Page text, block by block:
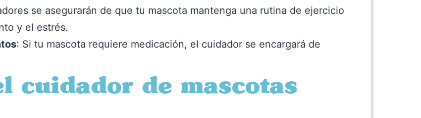
se asegurarán de que tu mascota mantenga una rutina de ejercicio
y el estrés.
: Si tu mascota requiere medicación, el cuidador se encargará de
cuidador de mascotas